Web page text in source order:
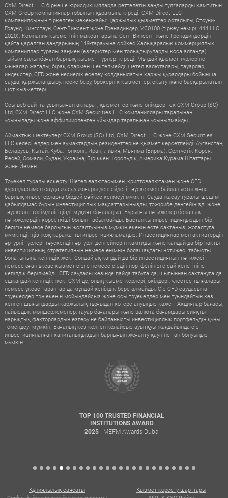
CXM Direct LLC бірнеше юрисдикцияларда реттелетін заңды тұлғаларды қамтитын
CXM Group компаниялар тобының құрамына кіреді. CXM Direct LLC
компаниясының тіркелген мекенжайы: Қаржылық қызметтер орталығы, Стоуни-
Граунд, Кингстаун, Сент-Винсент және Гренадиндер, VC0100 (тіркеу нөмірі: 444 LLC
2020). Компания қызметінің мақсаттарына Сент-Винсент және Гренадиндердің
қайта қаралған заңдарының 149-тарауына сәйкес Халықаралық коммерциялық
компаниялар туралы заңмен (өзгерістер мен толықтыруларды қоса алғанда)
тыйым салынбаған барлық қызмет түрлері кіреді. Мұндай қызмет түрлеріне
мыналар жатады, бірақ олармен шектелмейді: шетел валюталары, тауарлар,
индекстер, CFD және несиелік еселеу қолданылатын қаржы құралдары бойынша
сауда, қаржыландыру, несие беру, брокерлік қызметтер, оқыту және басқарылатын
шот қызметтері.
Осы веб-сайтта ұсынылған ақпарат, қызметтер және өнімдер тек CXM Group (SC)
Ltd, CXM Direct LLC және CXM Securities LLC компаниялары тарапынан
ұсынылады және аффилиирленген ұйымдар тарапынан ұсынылмайды.
Аймақтық шектеулер: CXM Group (SC) Ltd, CXM Direct LLC және CXM Securities
LLC келесі елдер мен аумақтардың резиденттеріне қызмет көрсетпейді: Ауғанстан,
Беларусь, Қытай, Куба, Гонконг, Иран, Ливия, Мьянма (Бирма), Солтүстік Корея,
Ресей, Сомали, Судан, Украина, Біріккен Корольдік, Америка Құрама Штаттары
және Йемен.
Тәуекел туралы ескерту: Шетел валютасымен, криптовалютамен және CFD
құралдарымен сауда жасау жоғары деңгейдегі тәуекелмен байланысты және
барлық инвесторларға бірдей сәйкес келмеуі мүмкін. Сауда жасау туралы шешім
қабылдамас бұрын инвестициялық мақсаттарыңызды, тәжірибе деңгейіңізді және
тәуекелге төзімділігіңізді мұқият бағалаңыз. Бұрынғы нәтижелер болашақ
нәтижелердің көрсеткіші болып табылмайды. Бастапқы инвестицияңыздың бір
бөлігін немесе барлығын жоғалтуыңыз мүмкін екенін есте сақтаңыз; жоғалтуға
мүмкіндігіңіз жоқ қаражатты инвестицияламаңыз. Инвестициялар мен активтердің
әртүрлі түрлері тәуекелдің әртүрлі деңгейлерін қамтиды және қандай да бір нақты
инвестицияның, стратегияның немесе өнімнің болашақтағы нәтижесі табысты
болатынына кепілдік жоқ. Сондай-ақ қандай да бір инвестицияның нәтижесі
немесе оған ұқсас қызмет сізге немесе сіздің портфеліңізге сай келетініне
кепілдік берілмейді. CFD саудасы кезінде пайда табуға да, шығыннан сақтануға да
ешқандай кепілдік жоқ. CXM де, оның қызметкерлері, өкілдері, үлестес тұлғалары
немесе ұқсас тараптар да мұндай кепілдік бере алмайды. Сіз CFD саудасына
тәуекелдер тән екенін мойындайсыз және осы тәуекелдер мен туындайтын кез
келген шығындарды қаржылық тұрғыдан көтере алуыңыз қажет. Акциялар бағасы,
пайыздық мөлшерлемелер, тауар бағалары және валюта бағамдары сияқты
нарықтық факторлардың өзгеруіне байланысты инвестициялық портфельдің құны
төмендеуі мүмкін. Бағаның кез келген қолайсыз ауытқуы жағдайында сіз
инвестицияланған капиталыңыздың барлығын жоғалту қаупіне тап болуыңыз
мүмкін.
TOP 100 TRUSTED FINANCIAL
INSTITUTIONS AWARD
2025- MEFM Awards Dubai
Құпиялылық саясаты
Қызмет көрсету шарттары